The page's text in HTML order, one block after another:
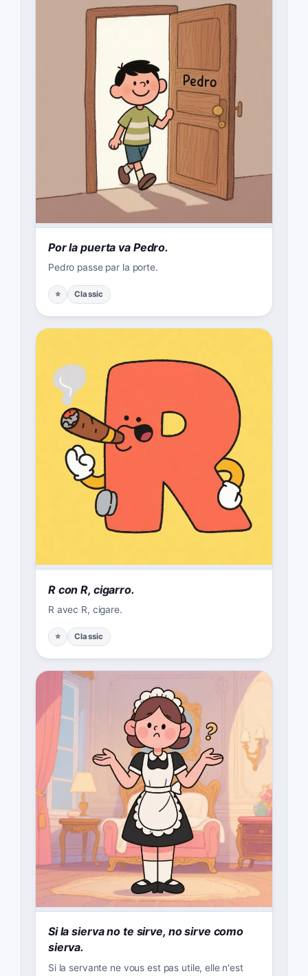
Por la puerta va Pedro.
Pedro passe par la porte.
⭐ Classic
R con R, cigarro.
R avec R, cigare.
⭐ Classic
Si la sierva no te sirve, no sirve como
sierva.
Si la servante ne vous est pas utile, elle n'est